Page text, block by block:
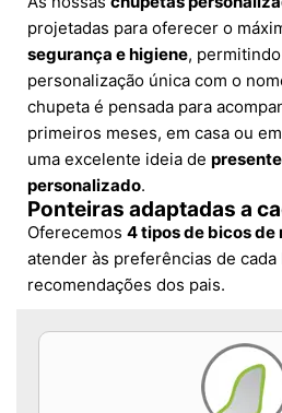
projetadas para oferecer o
segurança e higiene,
personalização única com o
chupeta é pensada para
primeiros meses, em casa ou
uma excelente ideia de
personalizado.
Ponteiras adaptadas a
Oferecemos 4 tipos de bicos de
atender às preferências de cada
recomendações dos pais.